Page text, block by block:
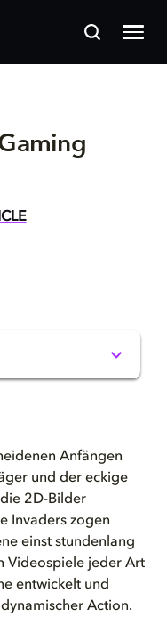
Anfängen
und der eckige
2D-Bilder
Invaders zogen
einst stundenlang
Videospiele jeder Art
entwickelt und
Action.